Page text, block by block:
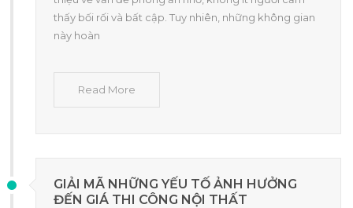
thấy bối rối và bất cập. Tuy nhiên, những không gian
này hoàn
Read More
GIẢI MÃ NHỮNG YẾU TỐ ẢNH HƯỞNG
ĐẾN GIÁ THI CÔNG NỘI THẤT